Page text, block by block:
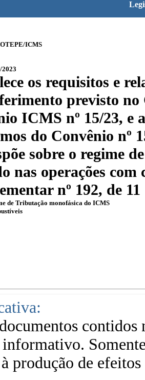
ICMS
2023
os requisitos e
previsto no
ICMS nº 15/23, e
do Convênio nº
sobre o regime
nas operações
nº 192, de
de Tributação monofásica do ICMS
contidos
informativo.
produção de